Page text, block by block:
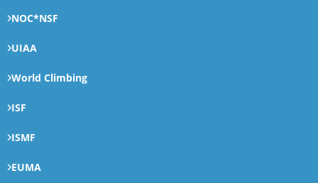
NOC*NSF
UIAA
World Climbing
ISF
ISMF
EUMA